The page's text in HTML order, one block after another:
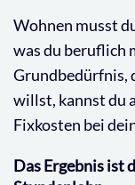
Wohnen musst
was du beruflich
Grundbedürfnis,
willst, kannst du
Fixkosten bei
Das Ergebnis ist